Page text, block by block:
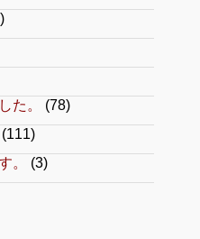
た。
(78)
(111)
。
(3)